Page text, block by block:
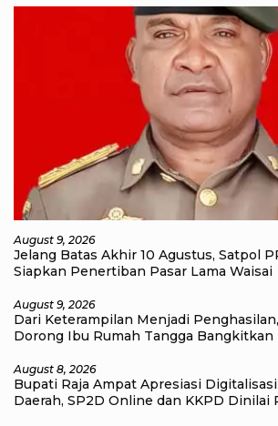
August 9, 2026
Jelang Batas Akhir 10 Agustus, Satpol
Siapkan Penertiban Pasar Lama Waisai
August 9, 2026
Dari Keterampilan Menjadi
Dorong Ibu Rumah Tangga Bangkitkan
August 8, 2026
Bupati Raja Ampat Apresiasi
Daerah, SP2D Online dan KKPD Dinilai